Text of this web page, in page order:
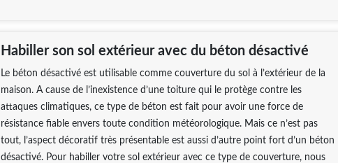
Habiller son sol extérieur avec du béton désactivé
Le béton désactivé est utilisable comme couverture du sol à l’extérieur de la
maison. A cause de l’inexistence d’une toiture qui le protège contre les
attaques climatiques, ce type de béton est fait pour avoir une force de
résistance fiable envers toute condition météorologique. Mais ce n’est pas
tout, l’aspect décoratif très présentable est aussi d’autre point fort d’un béton
désactivé. Pour habiller votre sol extérieur avec ce type de couverture, nous